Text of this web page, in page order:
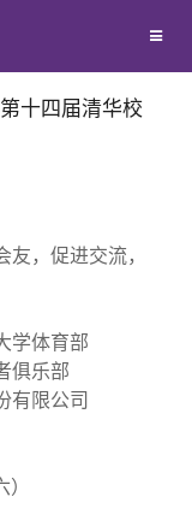
十四届清华校
，促进交流，
学体育部
俱乐部
有限公司